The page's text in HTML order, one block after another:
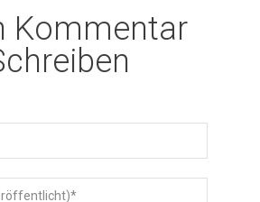
Kommentar